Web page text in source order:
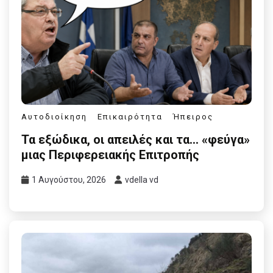
Αυτοδιοίκηση Επικαιρότητα Ήπειρος
Τα εξώδικα, οι απειλές και τα… «φεύγα»
μιας Περιφερειακής Επιτροπής
1 Αυγούστου, 2026 vdella vd